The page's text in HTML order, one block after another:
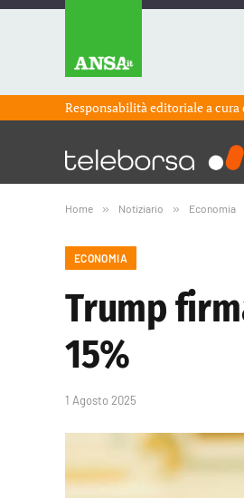
Responsabilità editoriale a cura
Home » Notiziario » Economia
ECONOMIA
Trump
15%
1 Agosto 2025